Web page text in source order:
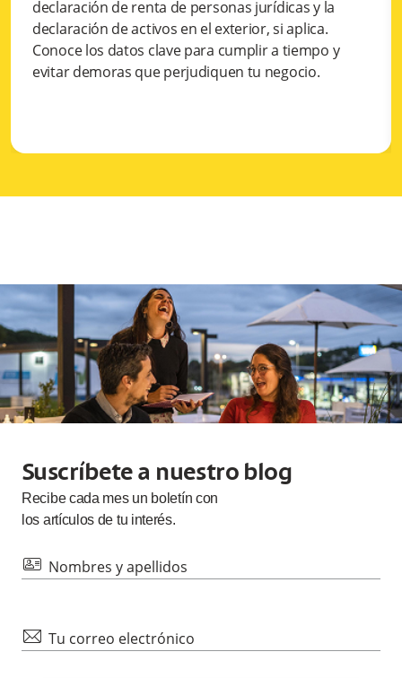
declaración de renta de personas jurídicas y la
declaración de activos en el exterior, si aplica.
Conoce los datos clave para cumplir a tiempo y
evitar demoras que perjudiquen tu negocio.
Suscríbete a nuestro blog
Recibe cada mesun boletín con
los artículos de tu interés.
id Nombres y apellidos
mail Tu correo electrónico